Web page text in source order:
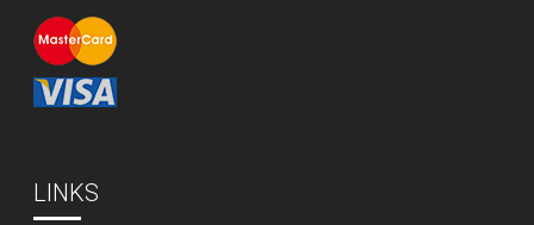
LINKS